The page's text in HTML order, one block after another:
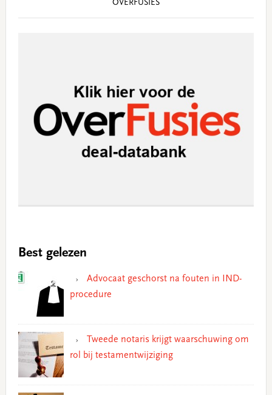
OVERFUSIES
Best gelezen
Advocaat geschorst na fouten in IND-
procedure
Tweede notaris krijgt waarschuwing om
rol bij testamentwijziging